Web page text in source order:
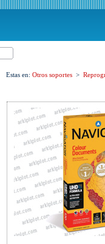
Estas en: Otros soportes >